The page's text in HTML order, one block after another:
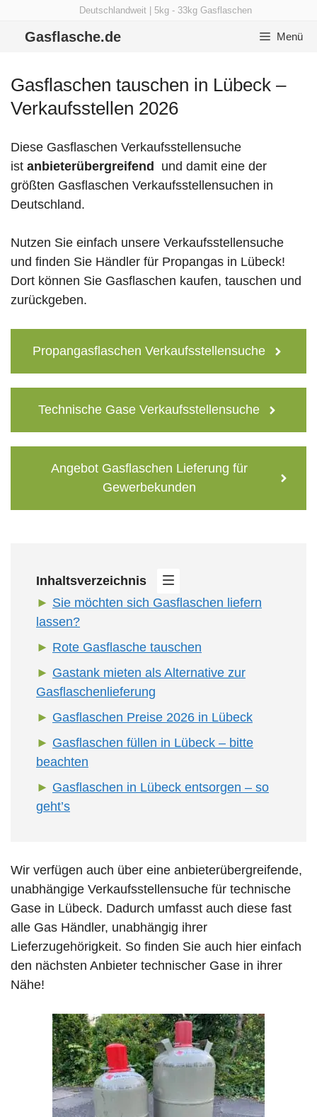
Deutschlandweit | 5kg - 33kg Gasflaschen
Gasflasche.de Menü
Gasflaschen tauschen in Lübeck –
Verkaufsstellen 2026
Diese Gasflaschen Verkaufsstellensuche
ist anbieterübergreifend
und damit eine der
größten Gasflaschen Verkaufsstellensuchen in
Deutschland.
Nutzen Sie einfach unsere Verkaufsstellensuche
und finden Sie Händler für Propangas in Lübeck!
Dort können Sie Gasflaschen kaufen, tauschen und
zurückgeben.
Propangasflaschen Verkaufsstellensuche
Technische Gase Verkaufsstellensuche
Angebot Gasflaschen Lieferung für
Gewerbekunden
Inhaltsverzeichnis
Sie möchten sich Gasflaschen liefern
lassen?
Rote Gasflasche tauschen
Gastank mieten als Alternative zur
Gasflaschenlieferung
Gasflaschen Preise 2026 in Lübeck
Gasflaschen füllen in Lübeck – bitte
beachten
Gasflaschen in Lübeck entsorgen – so
geht’s
Wir verfügen auch über eine anbieterübergreifende,
unabhängige Verkaufsstellensuche für technische
Gase in Lübeck. Dadurch umfasst auch diese fast
alle Gas Händler, unabhängig ihrer
Lieferzugehörigkeit. So finden Sie auch hier einfach
den nächsten Anbieter technischer Gase in ihrer
Nähe!